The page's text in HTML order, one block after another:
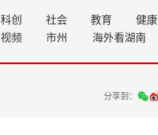
科创 社会 教育 健康
视频 市州 海外看湖南
分享到：